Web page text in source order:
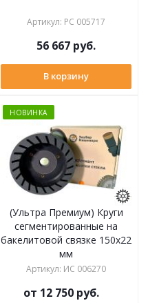
Артикул: РС 005717
56 667 руб.
В корзину
НОВИНКА
(Ультра Премиум) Круги
сегментированные на
бакелитовой связке 150х22
мм
Артикул: ИС 006270
от 12 750 руб.